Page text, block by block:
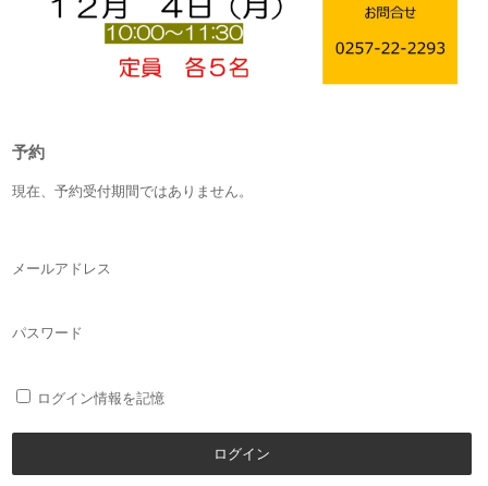
予約
現在、予約受付期間ではありません。
メールアドレス
パスワード
ログイン情報を記憶